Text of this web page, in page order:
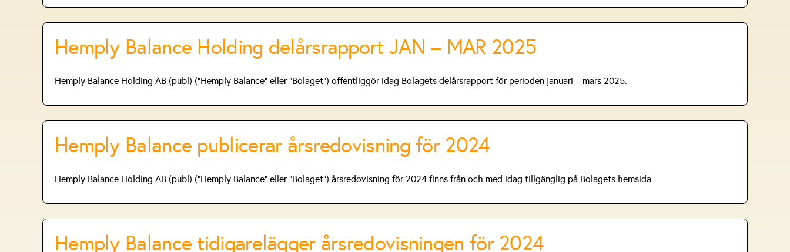
Hemply Balance Holding delårsrapport JAN – MAR 2025
Hemply Balance Holding AB (publ) (”Hemply Balance” eller ”Bolaget”) offentliggör idag Bolagets delårsrapport för perioden januari – mars 2025.
Hemply Balance publicerar årsredovisning för 2024
Hemply Balance Holding AB (publ) (”Hemply Balance” eller ”Bolaget”) årsredovisning för 2024 finns från och med idag tillgänglig på Bolagets hemsida.
Hemply Balance tidigarelägger årsredovisningen för 2024